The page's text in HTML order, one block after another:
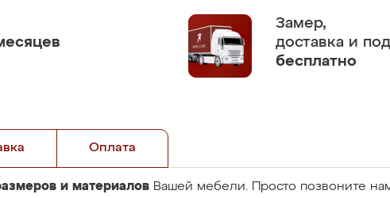
Замер,
доставка и
бесплатно
Оплата
и материалов Вашей мебели. Просто позвоните